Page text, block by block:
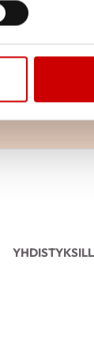
Jaa Whatsapp